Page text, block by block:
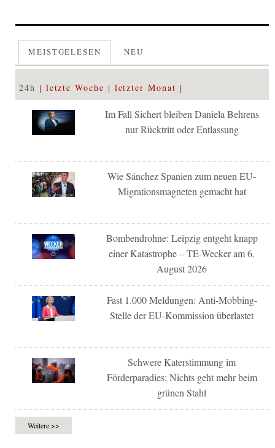
MEISTGELESEN NEU
24h letzte Woche letzter Monat
Im Fall Sichert bleiben Daniela Behrens
nur Rücktritt oder Entlassung
Wie Sánchez Spanien zum neuen EU-
Migrationsmagneten gemacht hat
Bombendrohne: Leipzig entgeht knapp
einer Katastrophe – TE-Wecker am 6.
August 2026
Fast 1.000 Meldungen: Anti-Mobbing-
Stelle der EU-Kommission überlastet
Schwere Katerstimmung im
Förderparadies: Nichts geht mehr beim
grünen Stahl
Weitere >>